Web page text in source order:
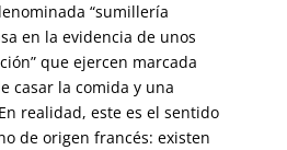
“sumillería
en la evidencia de unos
que ejercen marcada
casar la comida y una
realidad, este es el sentido
de origen francés: existen